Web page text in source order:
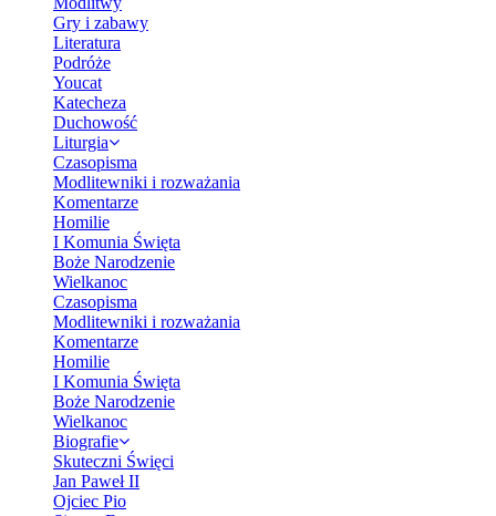
Gry i zabawy
Literatura
Podróże
Youcat
Katecheza
Duchowość
Liturgia
Czasopisma
Modlitewniki i rozważania
Komentarze
Homilie
I Komunia Święta
Boże Narodzenie
Wielkanoc
Czasopisma
Modlitewniki i rozważania
Komentarze
Homilie
I Komunia Święta
Boże Narodzenie
Wielkanoc
Biografie
Skuteczni Święci
Jan Paweł II
Ojciec Pio